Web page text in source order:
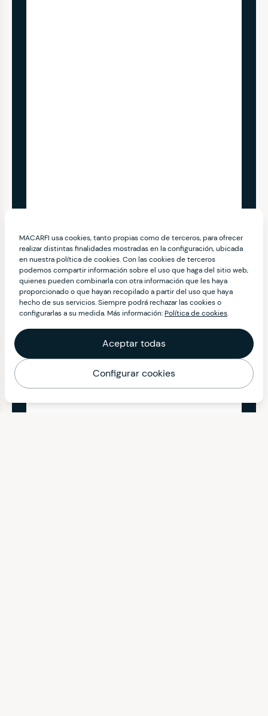
MACARFI usa cookies, tanto propias como de terceros, para ofrecer
realizar distintas finalidades mostradas en la configuración, ubicada
en nuestra política de cookies. Con las cookies de terceros
podemos compartir información sobre el uso que haga del sitio web,
quienes pueden combinarla con otra información que les haya
proporcionado o que hayan recopilado a partir del uso que haya
hecho de sus servicios. Siempre podrá rechazar las cookies o
configurarlas a su medida. Más información:Política de cookies.
Aceptar todas
Configurar cookies